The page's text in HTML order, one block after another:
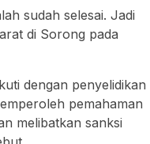
sudah selesai. Jadi
di Sorong pada
dengan penyelidikan
pemahaman
melibatkan sanksi